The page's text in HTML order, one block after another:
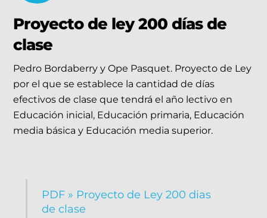
Proyecto de ley 200 días de
clase
Pedro Bordaberry y Ope Pasquet. Proyecto de Ley
por el que se establece la cantidad de días
efectivos de clase que tendrá el año lectivo en
Educación inicial, Educación primaria, Educación
media básica y Educación media superior.
PDF » Proyecto de Ley 200 dias
de clase